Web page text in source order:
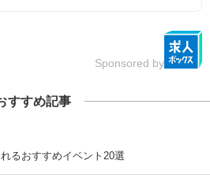
Sponsored by
すすめ記事
るおすすめイベント20選